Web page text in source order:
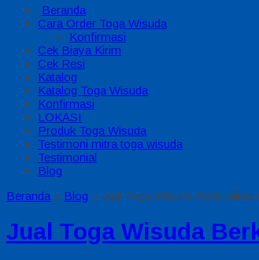
Beranda
Cara Order Toga Wisuda
Konfirmasi
Cek Biaya Kirim
Cek Resi
Katalog
Katalog Toga Wisuda
Konfirmasi
LOKASI
Produk Toga Wisuda
Testimoni mitra toga wisuda
Testimonial
Blog
Beranda » Blog » Jual Toga Wisuda Berkualitas
Jual Toga Wisuda